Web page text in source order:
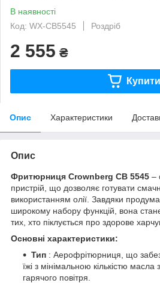
В наявності
Код: WX-CB5545
Роздріб
2 555 ₴
Купити
Опис Характеристики
Опис
Фритюрниця Crownberg CB 5545 –
пристрій, що дозволяє готувати
використанням олії. Завдяки
широкому набору функцій, вона
тих, хто піклується про здорове
Основні характеристики:
Тип : Аерофрітюрниця, що
їжі з мінімальною кількістю масла
гарячого повітря.